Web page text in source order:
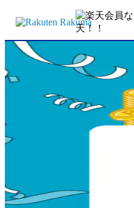
キャンペーン一覧
買いまわりラクマ特典